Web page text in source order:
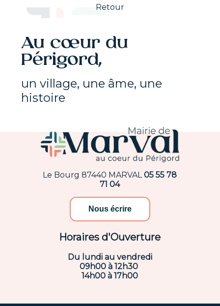
Retour
Au cœur du
Périgord,
un village, une âme, une
histoire
Le Bourg 87440 MARVAL 05 55 78
71 04
Nous écrire
Horaires d'Ouverture
Du lundi au vendredi
09h00 à 12h30
14h00 à 17h00